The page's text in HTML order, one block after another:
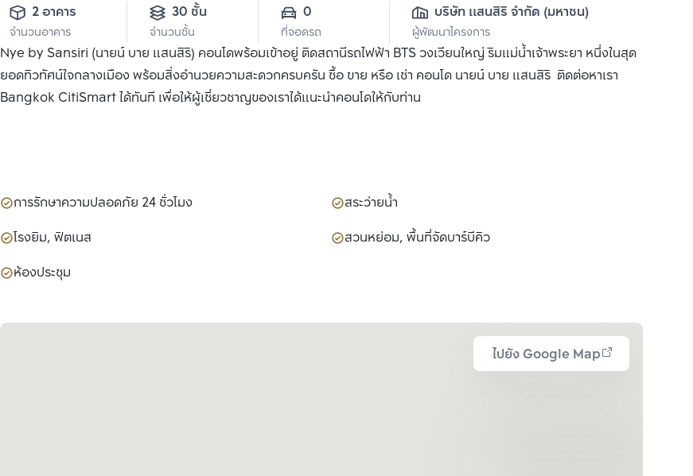
2 อาคาร
จำนวนอาคาร
30 ชั้น
จำนวนชั้น
0
ที่จอดรถ
บริษัท แสนสิริ จำกัด (มหาชน)
ผู้พัฒนาโครงการ
Nye by Sansiri (นายน์ บาย แสนสิริ) คอนโดพร้อมเข้าอยู่ ติดสถานีรถไฟฟ้า BTS วงเวียนใหญ่ ริมแม่น้ำเจ้าพระยา หนึ่งในสุด
ยอดทิวทัศน์ใจกลางเมือง พร้อมสิ่งอำนวยความสะดวกครบครัน ซื้อ ขาย หรือ เช่า คอนโด นายน์ บาย แสนสิริ ติดต่อหาเรา
Bangkok CitiSmart ได้ทันที เพื่อให้ผู้เชี่ยวชาญของเราได้แนะนำคอนโดให้กับท่าน
การรักษาความปลอดภัย 24 ชั่วโมง
สระว่ายน้ำ
โรงยิม, ฟิตเนส
สวนหย่อม, พื้นที่จัดบาร์บีคิว
ห้องประชุม
ไปยัง Google Map